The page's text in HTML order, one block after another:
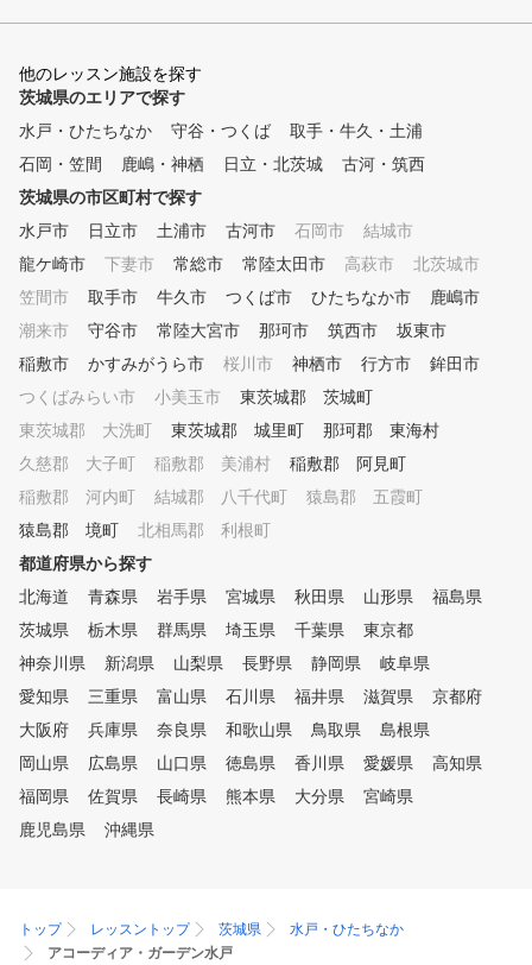
ロは最新のスイング理論を元に
、お客様のスイングに合った最
適のスイング理論をご提案する
ことで上達をサポートします。
■POINT３ クラブフィッティ
ング 現在のクラブが合ってい
るか、レッスンプロがチェック
プに向けて使うべきクラブも合
わせてご提案いたします。 ■P
OINT４ 筋力・柔軟性 ゴルフ
に必要な筋力は他のスポーツと
異なって限られています。ご自
宅でも簡単にできるトレーニン
す。 ■POINT５ コースマネジ
メント ほとんどのゴルファー
がこの部分でスコアをロスして
います。スコアアップに重要な
コースマネジメントやメンタル
トレーニング含めてレッスンい
他のレッスン施設を探す
茨城県のエリアで探す
水戸・ひたちなか
守谷・つくば
取手・牛久・土浦
石岡・笠間
鹿嶋・神栖 日立・北茨城
古河・筑西
茨城県の市区町村で探す
水戸市
日立市 土浦市 古河市 石岡市
結城市
龍ケ崎市
下妻市 常総市 常陸太田市 高萩市
北茨城市
笠間市
取手市 牛久市 つくば市 ひたちなか市
鹿嶋市
潮来市
守谷市 常陸大宮市 那珂市 筑西市
坂東市
稲敷市
かすみがうら市 桜川市 神栖市 行方市
鉾田市
つくばみらい市
小美玉市
東茨城郡 茨城町
東茨城郡 大洗町
東茨城郡 城里町
那珂郡 東海村
久慈郡 大子町
稲敷郡 美浦村
稲敷郡 阿見町
稲敷郡 河内町
結城郡 八千代町
猿島郡 五霞町
猿島郡 境町
北相馬郡 利根町
都道府県から探す
北海道
青森県 岩手県 宮城県 秋田県 山形県
福島県
茨城県
栃木県 群馬県 埼玉県 千葉県
東京都
神奈川県
新潟県 山梨県 長野県 静岡県
岐阜県
愛知県
三重県 富山県 石川県 福井県 滋賀県
京都府
大阪府
兵庫県 奈良県 和歌山県 鳥取県
島根県
岡山県
広島県 山口県 徳島県 香川県 愛媛県
高知県
福岡県
佐賀県 長崎県 熊本県 大分県
宮崎県
鹿児島県
沖縄県
トップ レッスントップ 茨城県
水戸・ひたちなか
アコーディア・ガーデン水戸